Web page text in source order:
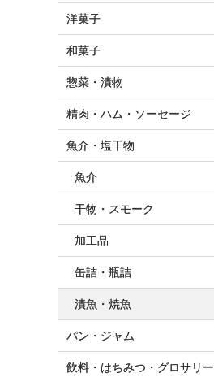
洋菓子
和菓子
惣菜・漬物
精肉・ハム・ソーセージ
魚介・塩干物
魚介
干物・スモーク
加工品
缶詰・瓶詰
漬魚・焼魚
パン・ジャム
飲料・はちみつ・グロサリー